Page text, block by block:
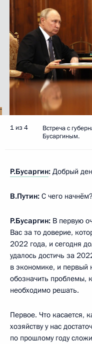
1 из 4
Встреча с
Бусаргиным.
Р.Бусаргин: Добрый
В.Путин: С чего
Р.Бусаргин: В первую
Вас за то доверие,
2022 года, и сегодня
удалось достичь за
в экономике, и первый
обозначить проблемы,
необходимо решать.
Первое. Что касается,
хозяйству у нас
по прошлому году